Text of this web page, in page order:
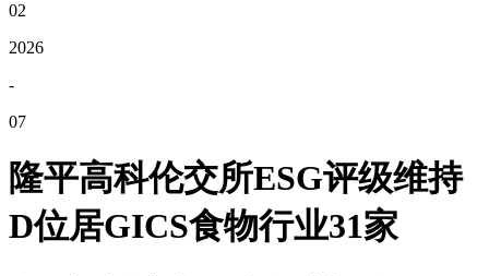
02
2026
-
07
隆平高科伦交所ESG评级维持
D位居GICS食物行业31家